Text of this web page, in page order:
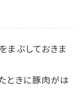
まぶしておきま
ときに豚肉がは